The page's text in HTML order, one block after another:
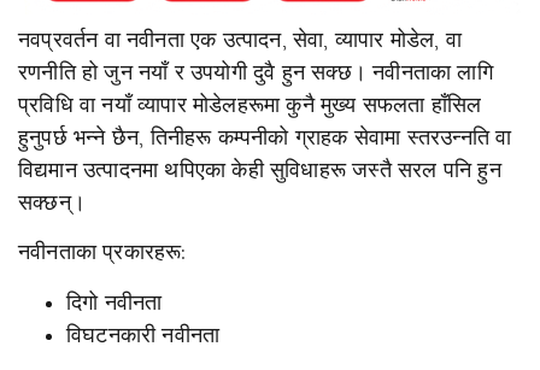
नवप्रवर्तन वा नवीनता एक उत्पादन, सेवा, व्यापार मोडेल, वा
रणनीति हो जुन नयाँ र उपयोगी दुवै हुन सक्छ। नवीनताका लागि
प्रविधि वा नयाँ व्यापार मोडेलहरूमा कुनै मुख्य सफलता हाँसिल
हुनुपर्छ भन्ने छैन, तिनीहरू कम्पनीको ग्राहक सेवामा स्तरउन्नति वा
विद्यमान उत्पादनमा थपिएका केही सुविधाहरू जस्तै सरल पनि हुन
सक्छन्।
नवीनताका प्रकारहरू:
दिगो नवीनता
विघटनकारी नवीनता